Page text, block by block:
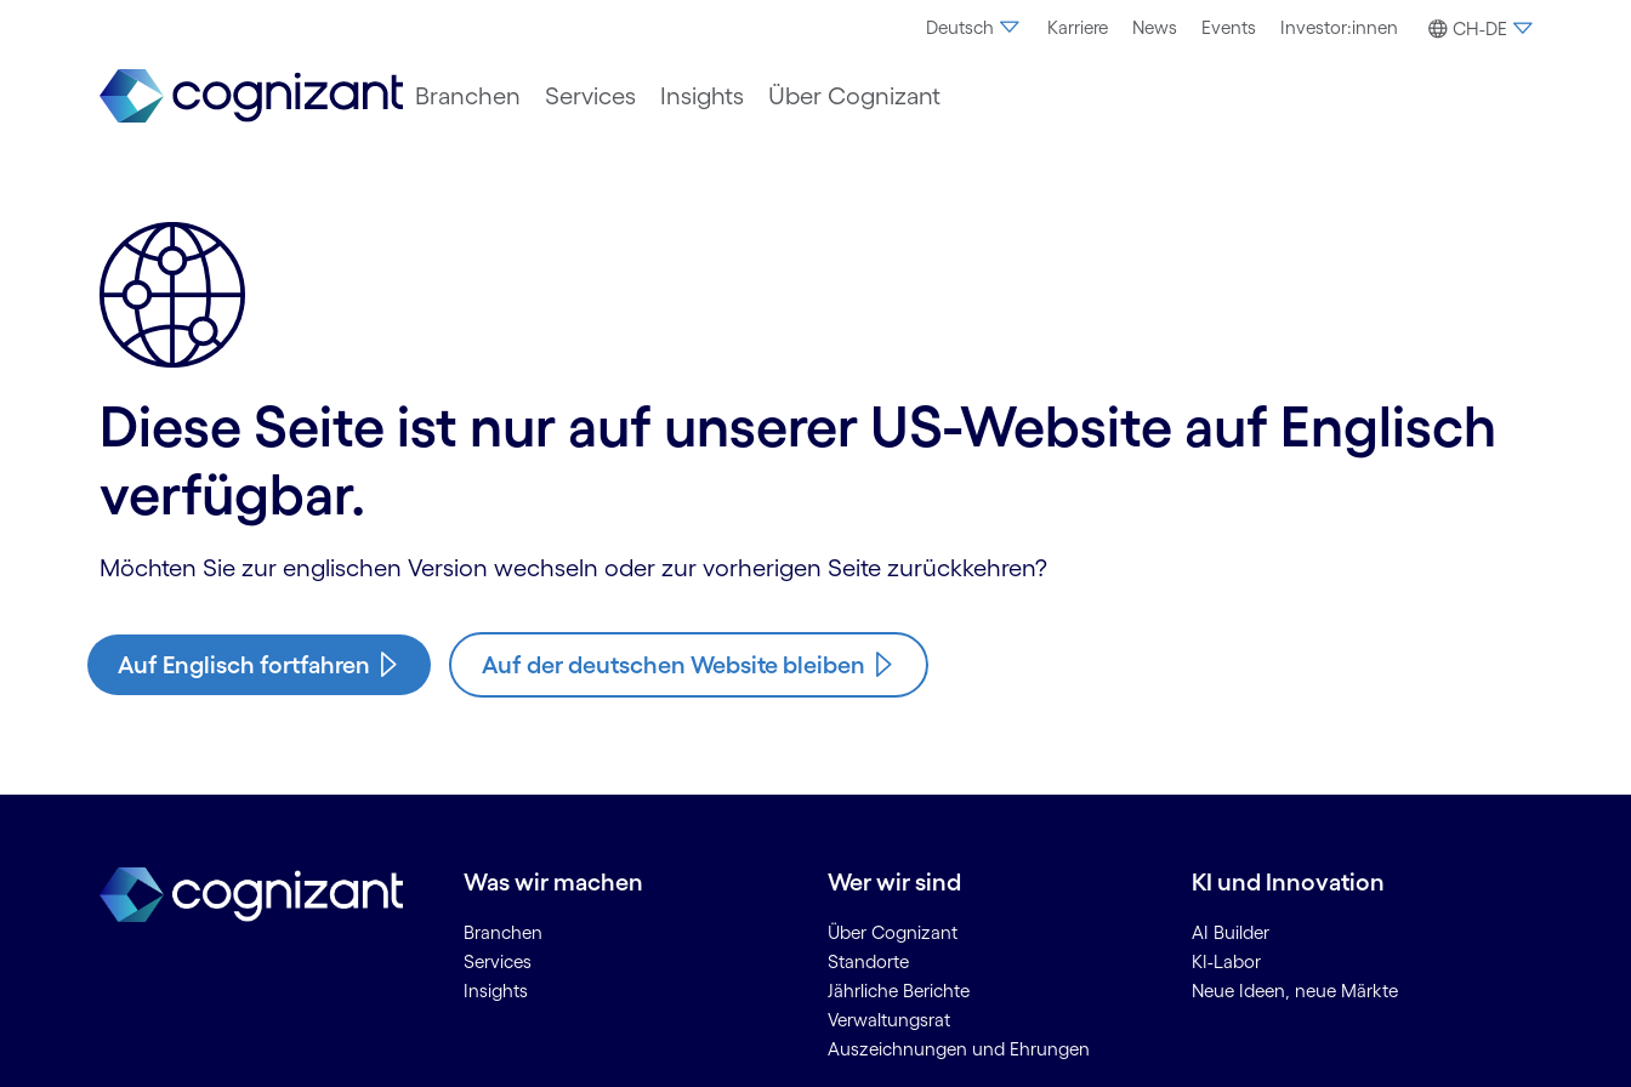
Deutsch Karriere News Events Investor:innen CH-DE
Branchen Services Insights Über Cognizant
Diese Seite ist nur auf unserer US-Website auf Englisch
verfügbar.
Möchten Sie zur englischen Version wechseln oder zur vorherigen Seite zurückkehren?
Auf Englisch fortfahren Auf der deutschen Website bleiben
Was wir machen
Branchen
Services
Insights
Wer wir sind
Über Cognizant
Standorte
Jährliche Berichte
Verwaltungsrat
Auszeichnungen und Ehrungen
KI und Innovation
AI Builder
KI-Labor
Neue Ideen, neue Märkte